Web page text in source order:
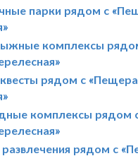
парки рядом с
комплексы
рядом с «Пещера
комплексы рядом
развлечения рядом с